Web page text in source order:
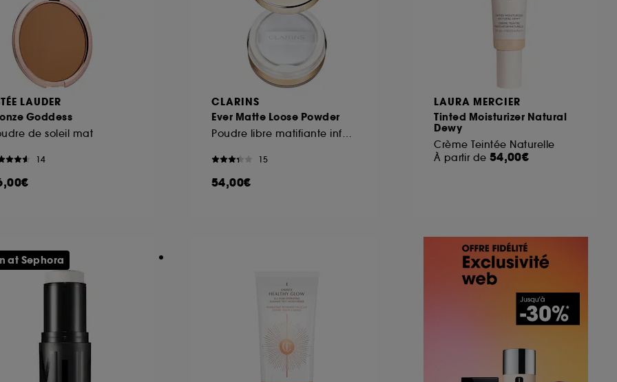
LAUDER
Goddess
de soleil mat
14
CLARINS
Ever Matte Loose Powder
15
54,00€
LAURA MERCIER
Tinted Moisturizer Natural
Dewy
Crème Teintée Naturelle
À partir de 54,00€
at Sephora